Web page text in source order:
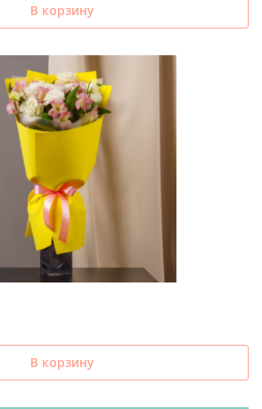
В корзину
В корзину